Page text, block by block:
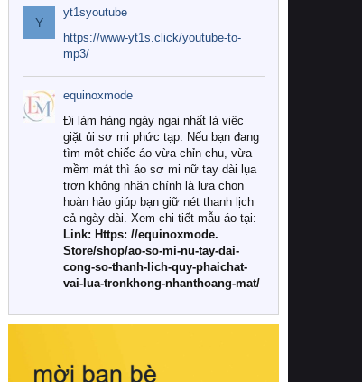
Tuy nhiên, giữa thị trường đa dạng
với vô vàn thương hiệu và mẫu mã
như hiện nay, làm thế nào để chọn
được những bộ chăn ga gối đệm cao
cấp thực sự chất lượng, phù hợp với
khí hậu và nhu cầu sử dụng của gia
đình? Hãy cùng chúng tôi đi tìm lời
giải đáp chi tiết qua bài viết dưới đây.
1. Tại sao các gia đình hiện đại lại ưa
chuộng chăn ga gối đệm cao cấp?
Khác với các dòng sản phẩm thông
thường, những bộ chăn ga gối đệm
cao cấp trải qua quy trình sản xuất
nghiêm ngặt từ khâu chọn lọc nguyên
liệu tự nhiên đến công nghệ dệt
nhuộm hiện đại không chứa hóa chất
này, bạn sẽ cảm nhận rõ rệt sự khác
hồi chuẩn xác của phần đệm nâng đỡ
Y
yt1syoutube
https://www-yt1s.click/youtube-to-
mp3/
equinoxmode
Đi làm hàng ngày ngại nhất là việc
giặt ủi sơ mi phức tạp. Nếu bạn đang
tìm một chiếc áo vừa chỉn chu, vừa
mềm mát thì áo sơ mi nữ tay dài lụa
trơn không nhăn chính là lựa chọn
hoàn hảo giúp bạn giữ nét thanh lịch
cả ngày dài. Xem chi tiết mẫu áo tại:
Link: Https: //equinoxmode.
Store/shop/ao-so-mi-nu-tay-dai-
cong-so-thanh-lich-quy-phaichat-
vai-lua-tronkhong-nhanthoang-mat/